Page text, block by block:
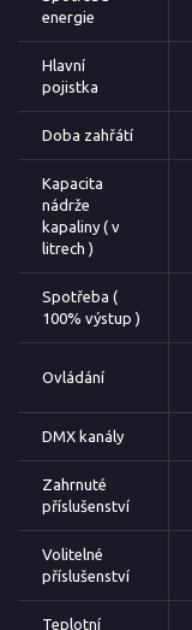
energie
Hlavní
pojistka
Doba zahřátí
Kapacita
nádrže
kapaliny ( v
litrech )
Spotřeba (
100% výstup )
Ovládání
DMX kanály
Zahrnuté
příslušenství
Volitelné
příslušenství
Teplotní